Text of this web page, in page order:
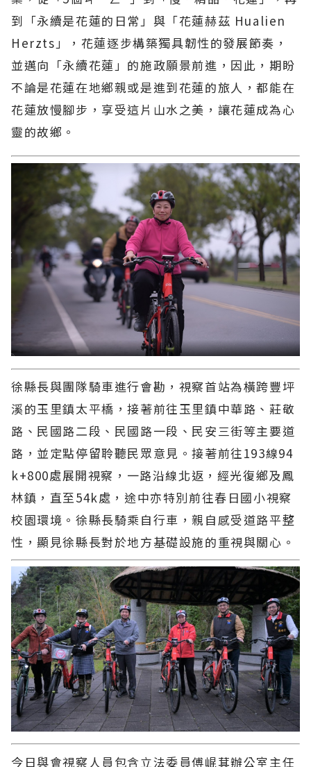
到「永續是花蓮的日常」與「花蓮赫茲 Hualien
Herzts」，花蓮逐步構築獨具韌性的發展節奏，
並邁向「永續花蓮」的施政願景前進，因此，期盼
不論是花蓮在地鄉親或是進到花蓮的旅人，都能在
花蓮放慢腳步，享受這片山水之美，讓花蓮成為心
靈的故鄉。
徐縣長與團隊騎車進行會勘，視察首站為橫跨豐坪
溪的玉里鎮太平橋，接著前往玉里鎮中華路、莊敬
路、民國路二段、民國路一段、民安三街等主要道
路，並定點停留聆聽民眾意見。接著前往193線94
k+800處展開視察，一路沿線北返，經光復鄉及鳳
林鎮，直至54k處，途中亦特別前往春日國小視察
校園環境。徐縣長騎乘自行車，親自感受道路平整
性，顯見徐縣長對於地方基礎設施的重視與關心。
今日與會視察人員包含立法委員傅崐萁辦公室主任